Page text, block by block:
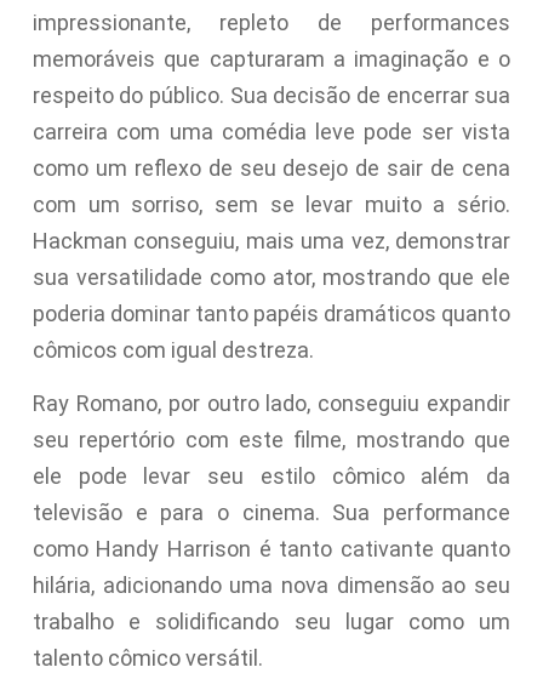
impressionante, repleto de performances
memoráveis que capturaram a imaginação e o
respeito do público. Sua decisão de encerrar sua
carreira com uma comédia leve pode ser vista
como um reflexo de seu desejo de sair de cena
com um sorriso, sem se levar muito a sério.
Hackman conseguiu, mais uma vez, demonstrar
sua versatilidade como ator, mostrando que ele
poderia dominar tanto papéis dramáticos quanto
cômicos com igual destreza.
Ray Romano, por outro lado, conseguiu expandir
seu repertório com este filme, mostrando que
ele pode levar seu estilo cômico além da
televisão e para o cinema. Sua performance
como Handy Harrison é tanto cativante quanto
hilária, adicionando uma nova dimensão ao seu
trabalho e solidificando seu lugar como um
talento cômico versátil.